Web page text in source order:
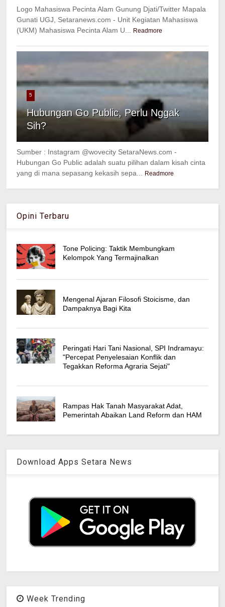
Logo Mahasiswa Pecinta Alam Gunung Djati/Twitter Mapala
Gunati UGJ, Setaranews.com - Unit Kegiatan Mahasiswa
(UKM) Mahasiswa Pecinta Alam U...
Readmore
5
Hubungan Go Public, Perlu Nggak
Sih?
Sumber : Instagram @wovecity SetaraNews.com -
Hubungan Go Public adalah suatu pilihan dalam kisah cinta
yang di mana sepasang kekasih sepa...
Readmore
Opini Terbaru
Tone Policing: Taktik Membungkam
Kelompok Yang Termajinalkan
Mengenal Ajaran Filosofi Stoicisme, dan
Dampaknya Bagi Kita
Peringati Hari Tani Nasional, SPI Indramayu:
"Percepat Penyelesaian Konflik dan
Tegakkan Reforma Agraria Sejati"
Rampas Hak Tanah Masyarakat Adat,
Pemerintah Abaikan Land Reform dan HAM
Download Apps Setara News
Week Trending